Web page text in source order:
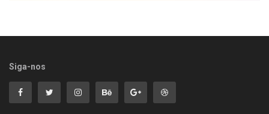
Siga-nos